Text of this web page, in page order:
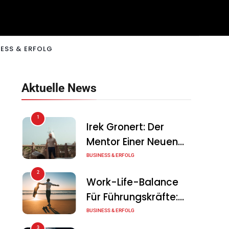
& ERFOLG
Aktuelle News
1
Irek Gronert: Der
Mentor Einer Neuen
Generation Von
BUSINESS & ERFOLG
2
Work-Life-Balance
Für Führungskräfte:
Illusion Oder Echte
BUSINESS & ERFOLG
3